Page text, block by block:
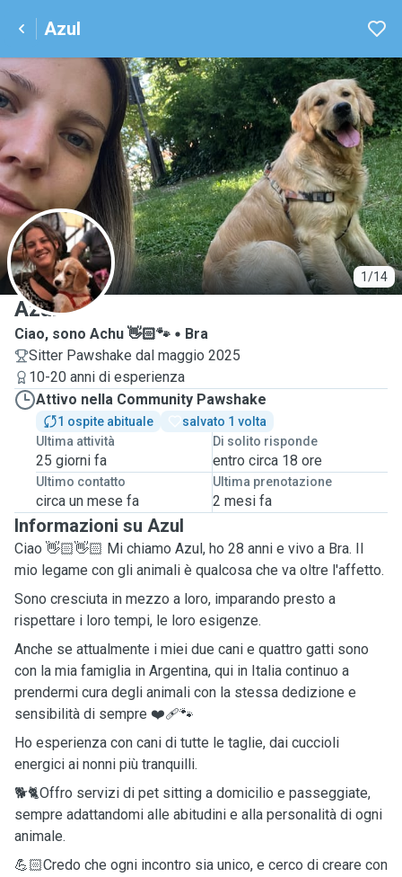
Azul
1/14
A
Azul
Ciao, sono Achu 👋🏻🐾
Bra
Sitter Pawshake dal maggio 2025
10-20 anni di esperienza
Attivo nella Community Pawshake
1 ospite abituale
salvato 1 volta
Ultima attività
25 giorni fa
Di solito risponde
entro circa 18 ore
Ultimo contatto
circa un mese fa
Ultima prenotazione
2 mesi fa
Informazioni su Azul
Ciao 👋🏻👋🏻 Mi chiamo Azul, ho 28 anni e vivo a Bra. Il
mio legame con gli animali è qualcosa che va oltre l'affetto.
Sono cresciuta in mezzo a loro, imparando presto a
rispettare i loro tempi, le loro esigenze.
Anche se attualmente i miei due cani e quattro gatti sono
con la mia famiglia in Argentina, qui in Italia continuo a
prendermi cura degli animali con la stessa dedizione e
sensibilità di sempre ❤️‍🩹🐾
Ho esperienza con cani di tutte le taglie, dai cuccioli
energici ai nonni più tranquilli.
🐕🐈Offro servizi di pet sitting a domicilio e passeggiate,
sempre adattandomi alle abitudini e alla personalità di ogni
animale.
💪🏻Credo che ogni incontro sia unico, e cerco di creare con